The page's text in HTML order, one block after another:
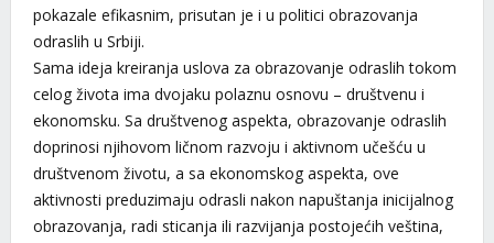
pokazale efikasnim, prisutan je i u politici obrazovanja
odraslih u Srbiji.
Sama ideja kreiranja uslova za obrazovanje odraslih tokom
celog života ima dvojaku polaznu osnovu – društvenu i
ekonomsku. Sa društvenog aspekta, obrazovanje odraslih
doprinosi njihovom ličnom razvoju i aktivnom učešću u
društvenom životu, a sa ekonomskog aspekta, ove
aktivnosti preduzimaju odrasli nakon napuštanja inicijalnog
obrazovanja, radi sticanja ili razvijanja postojećih veština,